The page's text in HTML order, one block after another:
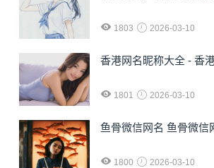
1803 2026-03-10
香港网名昵称大全 - 香
1801 2026-03-10
鱼骨微信网名 鱼骨微信
1800 2026-03-10